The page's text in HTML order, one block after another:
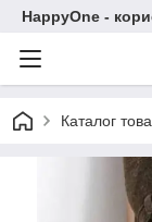
HappyOne -
Каталог